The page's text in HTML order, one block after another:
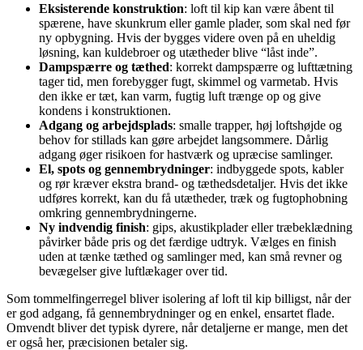
Eksisterende konstruktion: loft til kip kan være åbent til
spærene, have skunkrum eller gamle plader, som skal ned før
ny opbygning. Hvis der bygges videre oven på en uheldig
løsning, kan kuldebroer og utætheder blive “låst inde”.
Dampspærre og tæthed: korrekt dampspærre og lufttætning
tager tid, men forebygger fugt, skimmel og varmetab. Hvis
den ikke er tæt, kan varm, fugtig luft trænge op og give
kondens i konstruktionen.
Adgang og arbejdsplads: smalle trapper, høj loftshøjde og
behov for stillads kan gøre arbejdet langsommere. Dårlig
adgang øger risikoen for hastværk og upræcise samlinger.
El, spots og gennembrydninger: indbyggede spots, kabler
og rør kræver ekstra brand- og tæthedsdetaljer. Hvis det ikke
udføres korrekt, kan du få utætheder, træk og fugtophobning
omkring gennembrydningerne.
Ny indvendig finish: gips, akustikplader eller træbeklædning
påvirker både pris og det færdige udtryk. Vælges en finish
uden at tænke tæthed og samlinger med, kan små revner og
bevægelser give luftlækager over tid.
Som tommelfingerregel bliver isolering af loft til kip billigst, når der
er god adgang, få gennembrydninger og en enkel, ensartet flade.
Omvendt bliver det typisk dyrere, når detaljerne er mange, men det
er også her, præcisionen betaler sig.